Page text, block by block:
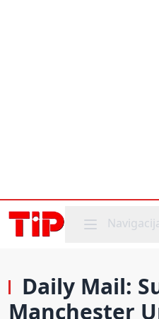
Mobile menu
Daily Mail:
Manchester